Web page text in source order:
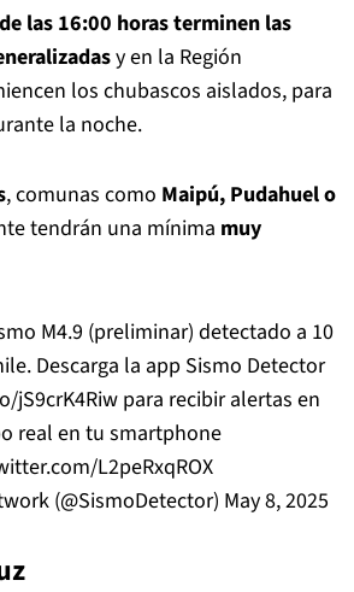
las 16:00 horas terminen las
y en la Región
los chubascos aislados, para
la noche.
, comunas como Maipú, Pudahuel o
tendrán una mínima muy
M4.9 (preliminar) detectado a 10
Descarga la app Sismo Detector
jS9crK4Riwpara recibir alertas en
real en tu smartphone
L2peRxqROX
(@SismoDetector) May 8, 2025